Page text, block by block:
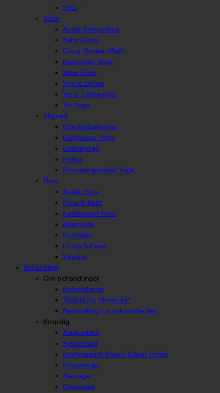
FAQ
Slow
Aerial Restorative
Baby Gong
Gong Shower/Bath
Restorativ Yoga
Slow Flow
Stress Detox
Yin & Lydhealing
Yin Yoga
Aligned
Efterfødselsyoga
Funktionel Yoga
Gravidyoga
Hatha
Kropsterapeutisk Yoga
Flow
Aerial Yoga
Flow & Rest
Funktionelt Flow
Jivamukti
Kundalini
Living Yolates
Vinyasa
Behandling
Om behandlinger
Behandlerne
Tilskud fra “danmark”
Behandling for virksomheden
Kropslig
Akupunktur
Fysioterapi
Biodynamisk Kranio Sakral Terapi
Kropsterapi
Massage
Osteopati